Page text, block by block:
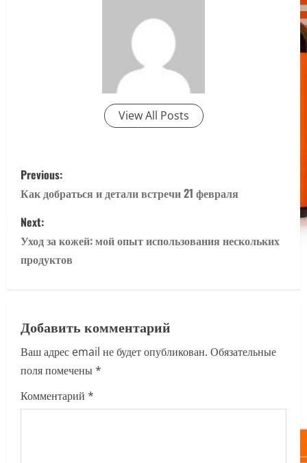
View All Posts
P
o
s
t
v
i
g
Previous:
Как добраться и детали встречи 21 февраля
Next:
Уход за кожей: мой опыт использования нескольких
продуктов
Добавить комментарий
Ваш адрес email не будет опубликован. Обязательные
поля помечены*
Комментарий *